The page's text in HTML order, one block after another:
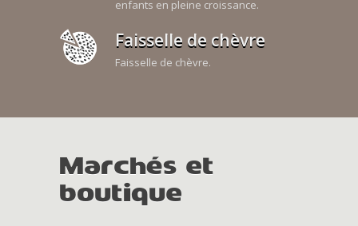
enfants en pleine croissance.
Faisselle de chèvre
Faisselle de chèvre.
Marchés et
boutique